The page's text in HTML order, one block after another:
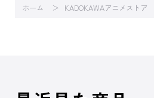
ホーム KADOKAWAアニメストア